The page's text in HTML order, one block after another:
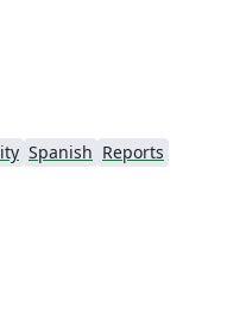
Spanish Reports